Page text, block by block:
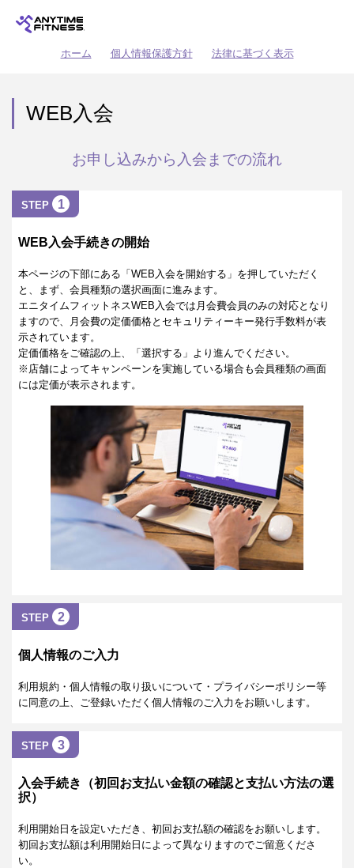
ホーム 個人情報保護方針 法律に基づく表示
WEB入会
お申し込みから入会までの流れ
STEP 1
WEB入会手続きの開始
本ページの下部にある「WEB入会を開始する」を押していただく
と、まず、会員種類の選択画面に進みます。
エニタイムフィットネスWEB入会では月会費会員のみの対応となり
ますので、月会費の定価価格とセキュリティーキー発行手数料が表
示されています。
定価価格をご確認の上、「選択する」より進んでください。
※店舗によってキャンペーンを実施している場合も会員種類の画面
には定価が表示されます。
STEP 2
個人情報のご入力
利用規約・個人情報の取り扱いについて・プライバシーポリシー等
に同意の上、ご登録いただく個人情報のご入力をお願いします。
STEP 3
入会手続き（初回お支払い金額の確認と支払い方法の選
択）
利用開始日を設定いただき、初回お支払額の確認をお願いします。
初回お支払額は利用開始日によって異なりますのでご留意くださ
い。